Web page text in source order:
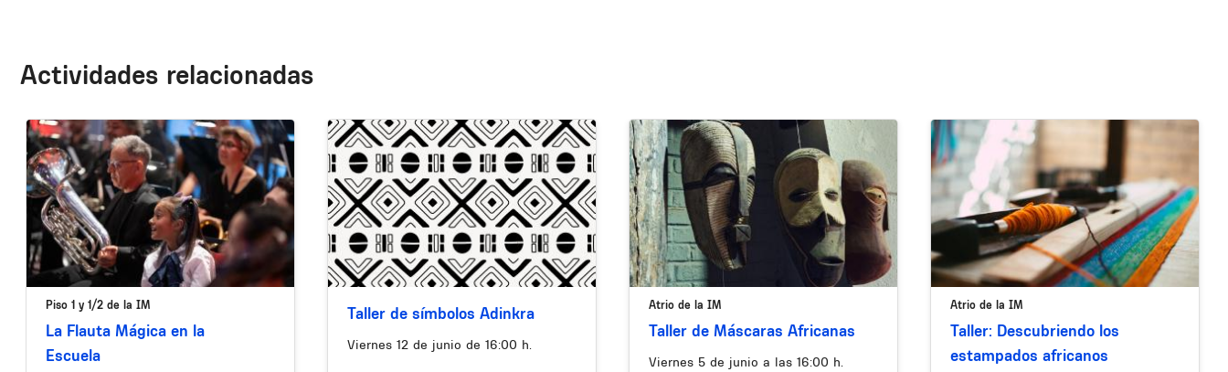
Actividades relacionadas
Image
Piso 1 y 1/2 de la IM
La Flauta Mágica en la
Escuela
Image
Taller de símbolos Adinkra
Viernes 12 de junio de 16:00 h.
Image
Atrio de la IM
Taller de Máscaras Africanas
Viernes 5 de junio a las 16:00 h.
Image
Atrio de la IM
Taller: Descubriendo los
estampados africanos